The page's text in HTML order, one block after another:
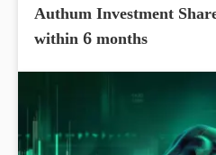
Authum Investment
within 6 months